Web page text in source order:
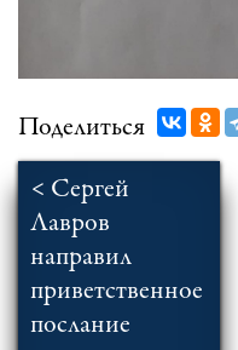
Поделиться
< Сергей
Лавров
направил
приветственное
послание